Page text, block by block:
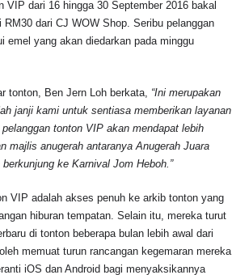
dari 16 hingga 30 September 2016 bakal
dari CJ WOW Shop. Seribu pelanggan
yang akan diedarkan pada minggu
tonton, Ben Jern Loh berkata, “Ini merupakan
janji kami untuk sentiasa memberikan layanan
tonton VIP akan mendapat lebih
majlis anugerah antaranya Anugerah Juara
ke Karnival Jom Heboh.”
VIP adalah akses penuh ke arkib tonton yang
hiburan tempatan. Selain itu, mereka turut
di tonton beberapa bulan lebih awal dari
memuat turun rancangan kegemaran mereka
iOS dan Android bagi menyaksikannya